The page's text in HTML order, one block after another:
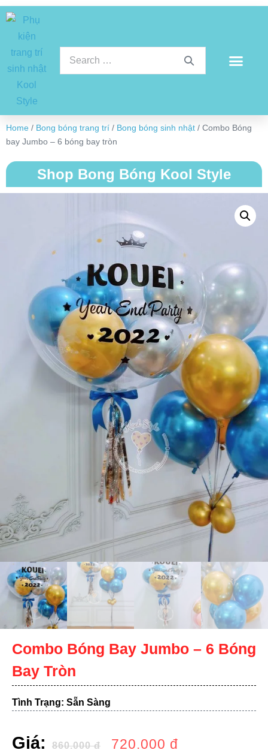
Home / Bong bóng trang trí / Bong bóng sinh nhật / Combo Bóng
bay Jumbo – 6 bóng bay tròn
Shop Bong Bóng Kool Style
Combo Bóng Bay Jumbo – 6 Bóng
Bay Tròn
Tình Trạng: Sẵn Sàng
Giá: 860.000đ 720.000 đ